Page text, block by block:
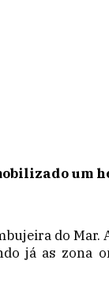
um
do Mar.
já as zona